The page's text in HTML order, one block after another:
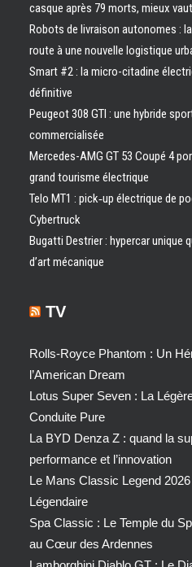
casque après 79 morts, mieux
Robots de livraison autonomes :
route à une nouvelle logistique
Smart #2 : la micro-citadine
définitive
Peugeot 308 GTI : une hybride
commercialisée
Mercedes-AMG GT 53 Coupé 4
grand tourisme électrique
Telo MT1 : pick‑up électrique de
Cybertruck
Bugatti Destrier : hypercar unique
d’art mécanique
TV
Rolls-Royce Phantom : Un
l’American Dream
Lotus Super Seven : La
Conduite Pure
La BYD Denza Z : quand la
performance et l’innovation
Le Mans Classic Legend
Légendaire
Spa Classic : Le Temple du
au Cœur des Ardennes